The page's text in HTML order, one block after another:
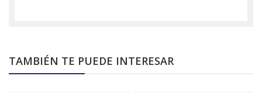
TAMBIÉN TE PUEDE INTERESAR